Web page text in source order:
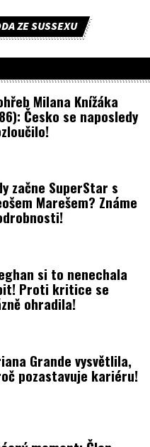
ZE SUSSEXU
Milana Knížáka
Česko se naposledy
začne SuperStar s
Marešem? Známe
si to nenechala
Proti kritice se
ohradila!
Grande vysvětlila,
pozastavuje kariéru!